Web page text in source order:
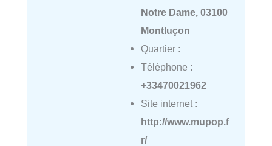
Notre Dame, 03100
Montluçon
Quartier :
Téléphone :
+33470021962
Site internet :
http://www.mupop.f
r/